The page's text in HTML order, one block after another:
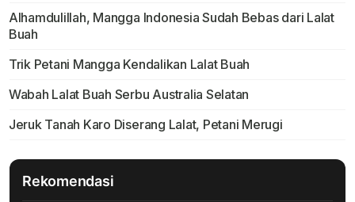
Alhamdulillah, Mangga Indonesia Sudah Bebas dari Lalat
Buah
Trik Petani Mangga Kendalikan Lalat Buah
Wabah Lalat Buah Serbu Australia Selatan
Jeruk Tanah Karo Diserang Lalat, Petani Merugi
Rekomendasi